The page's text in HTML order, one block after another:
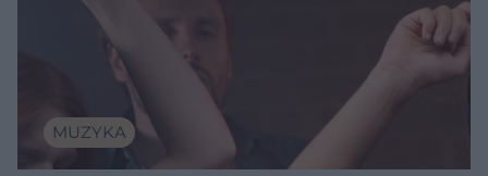
MUZYKA